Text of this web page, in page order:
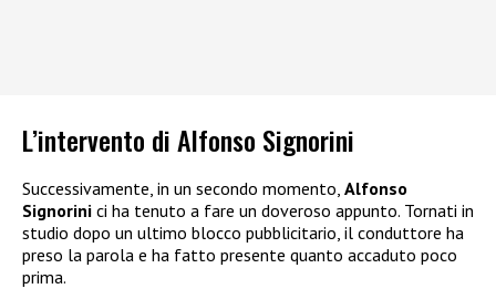
L’intervento di Alfonso Signorini
Successivamente, in un secondo momento, Alfonso
Signorini ci ha tenuto a fare un doveroso appunto. Tornati in
studio dopo un ultimo blocco pubblicitario, il conduttore ha
preso la parola e ha fatto presente quanto accaduto poco
prima.